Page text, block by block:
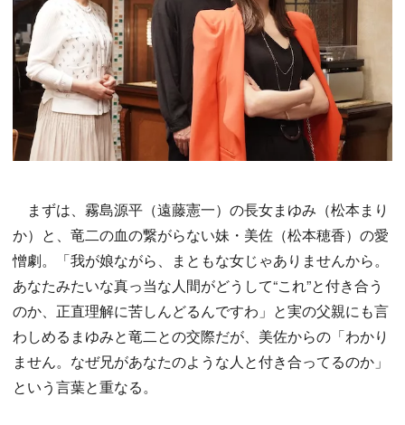
まずは、霧島源平（遠藤憲一）の長女まゆみ（松本まり
か）と、竜二の血の繋がらない妹・美佐（松本穂香）の愛
憎劇。「我が娘ながら、まともな女じゃありませんから。
あなたみたいな真っ当な人間がどうして“これ”と付き合う
のか、正直理解に苦しんどるんですわ」と実の父親にも言
わしめるまゆみと竜二との交際だが、美佐からの「わかり
ません。なぜ兄があなたのような人と付き合ってるのか」
という言葉と重なる。